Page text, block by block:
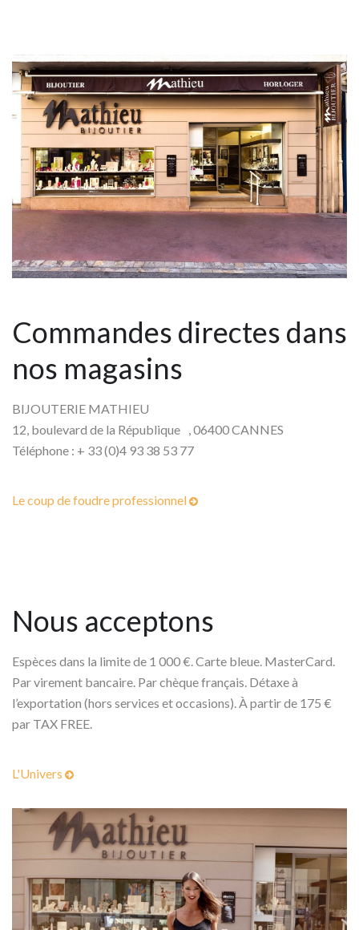
Commandes directes dans
nos magasins
BIJOUTERIE MATHIEU
12, boulevard de la République , 06400 CANNES
Téléphone : + 33 (0)4 93 38 53 77
Le coup de foudre professionnel
Nous acceptons
Espèces dans la limite de 1 000 €. Carte bleue. MasterCard.
Par virement bancaire. Par chèque français. Détaxe à
l’exportation (hors services et occasions). À partir de 175 €
par TAX FREE.
L'Univers